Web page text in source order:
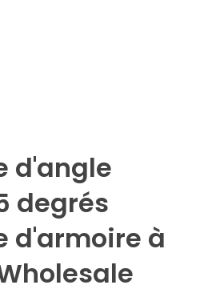
d'angle
degrés
d'armoire à